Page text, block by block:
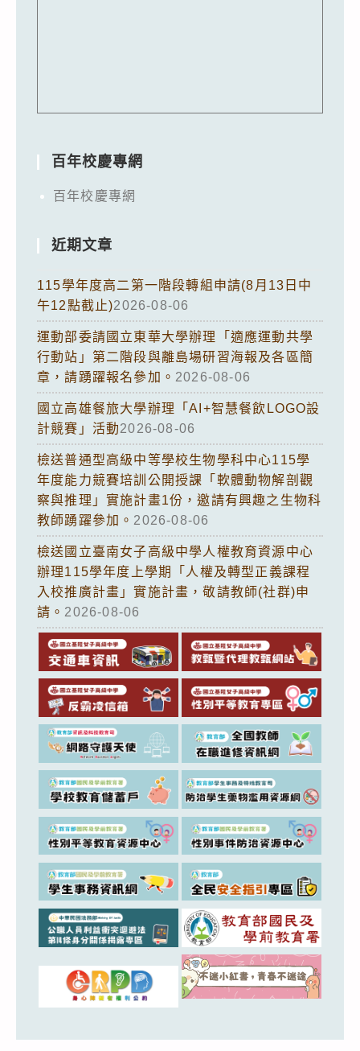
百年校慶專網
百年校慶專網
近期文章
115學年度高二第一階段轉組申請(8月13日中
午12點截止)2026-08-06
運動部委請國立東華大學辦理「適應運動共學
行動站」第二階段與離島場研習海報及各區簡
章，請踴躍報名參加。 2026-08-06
國立高雄餐旅大學辦理「AI+智慧餐飲LOGO設
計競賽」活動2026-08-06
檢送普通型高級中等學校生物學科中心115學
年度能力競賽培訓公開授課「軟體動物解剖觀
察與推理」實施計畫1份，邀請有興趣之生物科
教師踴躍參加。 2026-08-06
檢送國立臺南女子高級中學人權教育資源中心
辦理115學年度上學期「人權及轉型正義課程
入校推廣計畫」實施計畫，敬請教師(社群)申
請。 2026-08-06